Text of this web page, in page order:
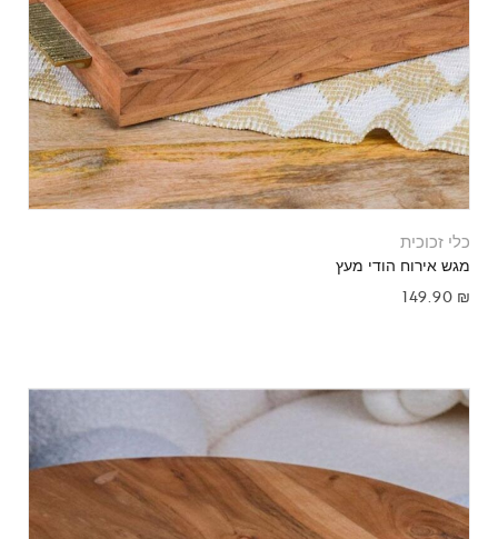
כלי זכוכית
מגש אירוח הודי מעץ
149.90 ₪